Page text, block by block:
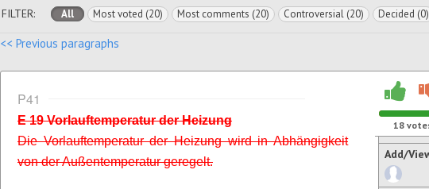
FILTER: All Most voted (20) Most comments (20) Controversial (20) Decided (0)
<< Previous paragraphs
P41
E 19 Vorlauftemperatur der Heizung
Die Vorlauftemperatur der Heizung wird in Abhängigkeit
von der Außentemperatur geregelt.
18
Add/